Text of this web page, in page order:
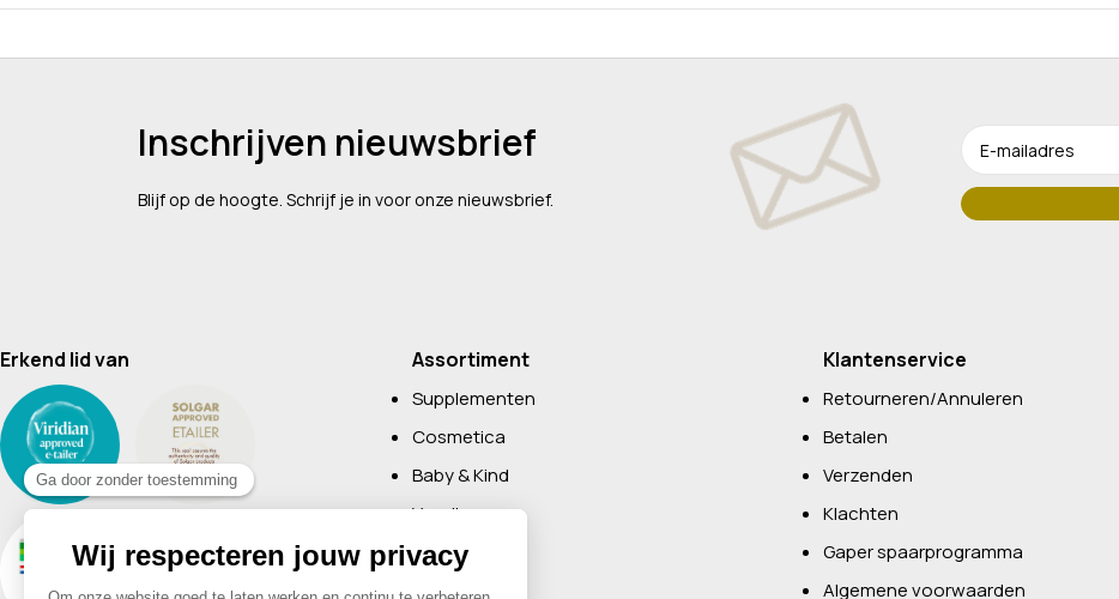
Inschrijven nieuwsbrief
Blijf op de hoogte. Schrijf je in voor onze nieuwsbrief.
Erkend lid van Assortiment
Supplementen
Cosmetica
Baby & Kind
Voeding
Boeken
Huishoudelijk
Klantenservice
Retourneren/Annuleren
Betalen
Verzenden
Klachten
Gaper spaarprogramma
Algemene voorwaarden